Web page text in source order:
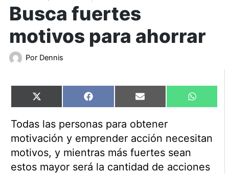
Busca fuertes
motivos para ahorrar
Por Dennis
Compartir
en
X
(Twitter)
Compartir
en
Facebook Compartir
en
Email
en
Todas las personas para obtener
motivación y emprender acción necesitan
motivos, y mientras más fuertes sean
estos mayor será la cantidad de acciones